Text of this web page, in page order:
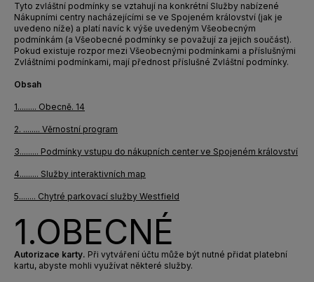
Tyto zvláštní podmínky se vztahují na konkrétní Služby nabízené
Nákupními centry nacházejícími se ve Spojeném království (jak je
uvedeno níže) a platí navíc k výše uvedeným Všeobecným
podmínkám (a Všeobecné podmínky se považují za jejich součást).
Pokud existuje rozpor mezi Všeobecnými podmínkami a příslušnými
Zvláštními podmínkami, mají přednost příslušné Zvláštní podmínky.
Obsah
1......... Obecně. 14
2. ........ Věrnostní program
3......... Podmínky vstupu do nákupních center ve Spojeném království
4......... Služby interaktivních map
5........ Chytré parkovací služby Westfield
1.OBECNÉ
Autorizace karty. Při vytváření účtu může být nutné přidat platební
kartu, abyste mohli využívat některé služby.